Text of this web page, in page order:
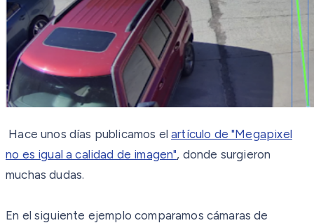
Hace unos días publicamos elartículo de "Megapixel
no es igual a calidad de imagen", donde surgieron
muchas dudas.
En el siguiente ejemplo comparamos cámaras de